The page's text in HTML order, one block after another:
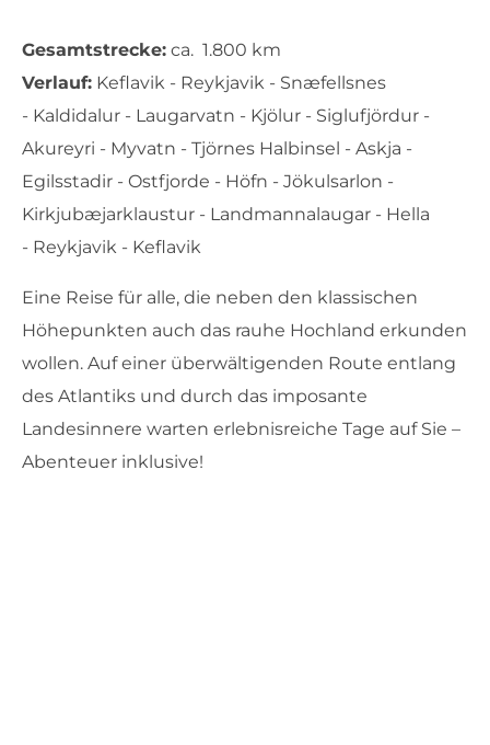
Gesamtstrecke: ca. 1.800 km
Verlauf: Keflavik - Reykjavik - Snæfellsnes
- Kaldidalur - Laugarvatn - Kjölur - Siglufjördur -
Akureyri - Myvatn - Tjörnes Halbinsel - Askja -
Egilsstadir - Ostfjorde - Höfn - Jökulsarlon -
Kirkjubæjarklaustur - Landmannalaugar - Hella
- Reykjavik - Keflavik
Eine Reise für alle, die neben den klassischen
Höhepunkten auch das rauhe Hochland erkunden
wollen. Auf einer überwältigenden Route entlang
des Atlantiks und durch das imposante
Landesinnere warten erlebnisreiche Tage auf Sie –
Abenteuer inklusive!